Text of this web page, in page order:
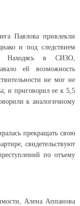
Павлова привлекли
и под следствием
Находясь в СИЗО,
ей возможность
не мог не
и приговорил ее к 5,5
к аналогичному
прекращать свою
свидетельствуют
по отъему
Алена Аппанова